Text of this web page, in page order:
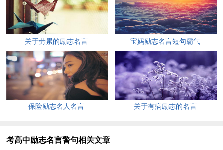
6、少壮不努力，老大徒伤悲。——乐府《长歌行》
7、有志者，事竟成，破釜沉舟，百二秦关终属楚；苦心人
8、学无止境。——荀子
9、已所不欲，勿施于人。——孔子
能。——孟子
关于劳累的励志名言 宝妈励志名言短句霸气
保险励志名人名言 关于有病励志的名言
考高中励志名言警句相关文章